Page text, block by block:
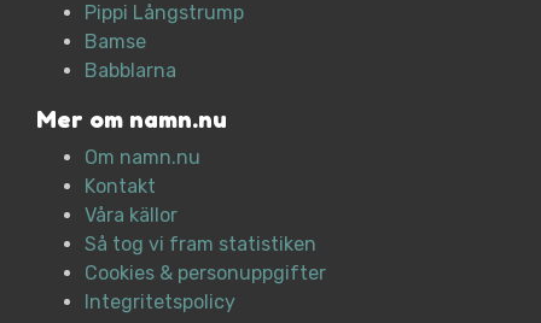
Pippi Långstrump
Bamse
Babblarna
Mer om namn.nu
Om namn.nu
Kontakt
Våra källor
Så tog vi fram statistiken
Cookies & personuppgifter
Integritetspolicy